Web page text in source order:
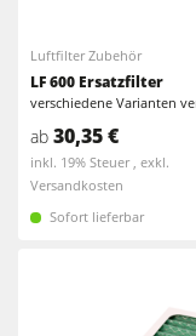
CNC Fenster-
Langband- &
Bürst- und
Kombimaschinen
CNC
Schleifmaschinen
Bohrmaschinen
Luftfilter Zubehör
LF 600 Ersatzfilter
verschiedene Varianten
ab 30,35 €
inkl. 19% Steuer , exkl.
Versandkosten
Sofort lieferbar